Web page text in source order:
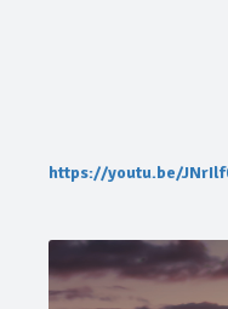
https://youtu.be/